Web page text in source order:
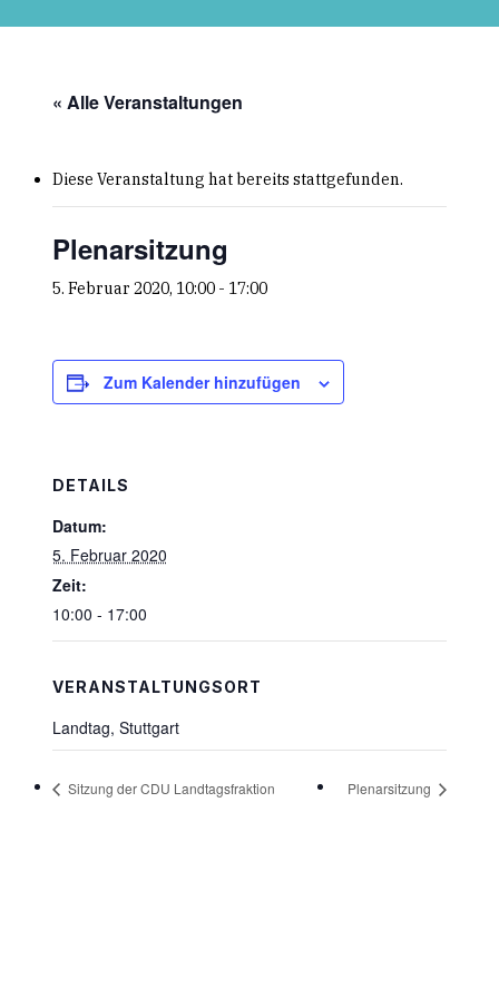
« Alle Veranstaltungen
Diese Veranstaltung hat bereits stattgefunden.
Plenarsitzung
5. Februar 2020, 10:00- 17:00
Zum Kalender hinzufügen
DETAILS
Datum:
5. Februar 2020
Zeit:
10:00 - 17:00
VERANSTALTUNGSORT
Landtag, Stuttgart
Sitzung der CDU Landtagsfraktion Plenarsitzung